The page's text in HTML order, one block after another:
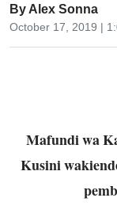
By Alex Sonna
October 17, 2019 |
Mafundi wa
Kusini